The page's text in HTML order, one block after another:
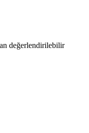
değerlendirilebilir